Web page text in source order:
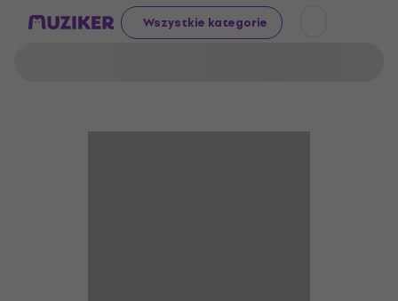
Wszystkie kategorie